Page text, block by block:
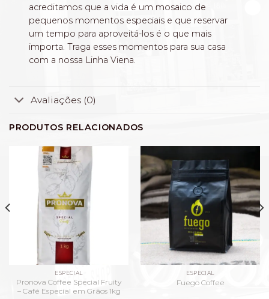
acreditamos que a vida é um mosaico de
pequenos momentos especiais e que reservar
um tempo para aproveitá-los é o que mais
importa. Traga esses momentos para sua casa
com a nossa Linha Viena.
Avaliações (0)
PRODUTOS RELACIONADOS
ESPECIAL
Pronova Coffee Special Fruity
– Café Especial em Grãos 1kg
ESPECIAL
Fuego Coffee